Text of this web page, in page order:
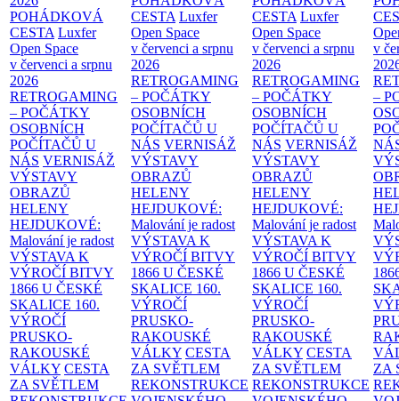
POHÁDKOVÁ
CESTA Luxfer
Open Space
v červenci a srpnu
2026
RETROGAMING
– POČÁTKY
OSOBNÍCH
POČÍTAČŮ U
NÁS VERNISÁŽ
VÝSTAVY
OBRAZŮ
HELENY
HEJDUKOVÉ:
Malování je radost
VÝSTAVA K
VÝROČÍ BITVY
1866 U ČESKÉ
SKALICE 160.
VÝROČÍ
PRUSKO-
RAKOUSKÉ
VÁLKY CESTA
ZA SVĚTLEM
CESTA Luxfer
Open Space
v červenci a srpnu
2026
RETROGAMING
– POČÁTKY
OSOBNÍCH
POČÍTAČŮ U
NÁS VERNISÁŽ
VÝSTAVY
OBRAZŮ
HELENY
HEJDUKOVÉ:
Malování je radost
VÝSTAVA K
VÝROČÍ BITVY
1866 U ČESKÉ
SKALICE 160.
VÝROČÍ
PRUSKO-
RAKOUSKÉ
VÁLKY CESTA
ZA SVĚTLEM
REKONSTRUKCE
CESTA Luxfer
Open Space
v červenci a srpnu
2026
RETROGAMING
– POČÁTKY
OSOBNÍCH
POČÍTAČŮ U
NÁS VERNISÁŽ
VÝSTAVY
OBRAZŮ
HELENY
HEJDUKOVÉ:
Malování je radost
VÝSTAVA K
VÝROČÍ BITVY
1866 U ČESKÉ
SKALICE 160.
VÝROČÍ
PRUSKO-
RAKOUSKÉ
VÁLKY CESTA
ZA SVĚTLEM
REKONSTRUKCE
v
–
ZA